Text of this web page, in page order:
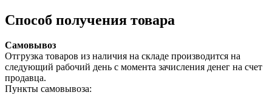
Способ получения товара
Самовывоз
Отгрузка товаров из наличия на складе производится на
следующий рабочий день с момента зачисления денег на счет
продавца.
Пункты самовывоза: